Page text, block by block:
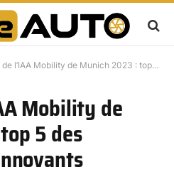
Mobility de Munich 2023 : top 5 des concepts-cars innovants
Mobility de
5 des